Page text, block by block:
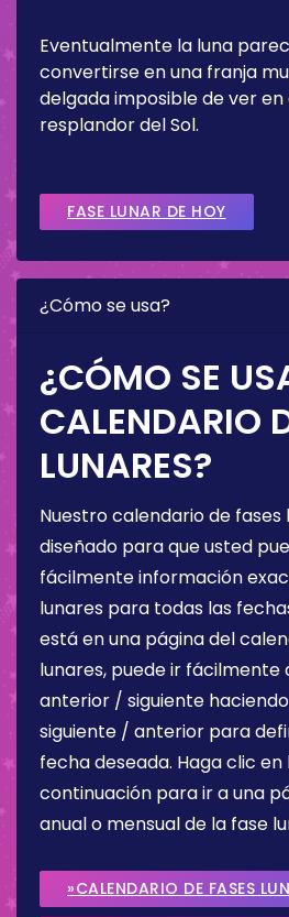
Eventualmente la luna
convertirse en una franja
delgada imposible de ver en
resplandor del Sol.
FASE LUNAR DE HOY
¿Cómo se usa?
¿CÓMO SE
CALENDARIO
LUNARES?
Nuestro calendario de fases
diseñado para que usted
fácilmente información
lunares para todas las
está en una página del
lunares, puede ir fácilmente
anterior / siguiente
siguiente / anterior para
fecha deseada. Haga clic en
continuación para ir a una
anual o mensual de la fase
»CALENDARIO DE FASES